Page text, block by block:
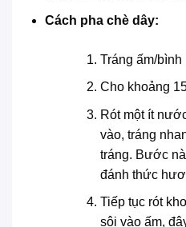
Cách pha chè dây:
Tráng ấm/
Cho khoảng
Rót một ít
vào, tráng
tráng. Bước
đánh thức
Tiếp tục rót
sôi vào ấm,